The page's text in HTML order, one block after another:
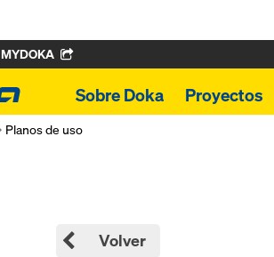
MYDOKA
Sobre Doka Proyectos
Planos de uso
Volver